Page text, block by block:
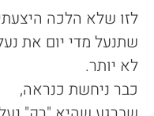
לזו שלא הלכה
שתנעל מדי יום את
לא יותר.
כבר ניחשת כנראה,